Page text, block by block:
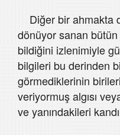
Diğer bir ahmakta
dönüyor sanan
bildiğini izlenimiyle
bilgileri bu derinden
görmediklerinin
veriyormuş algısı
ve yanındakileri